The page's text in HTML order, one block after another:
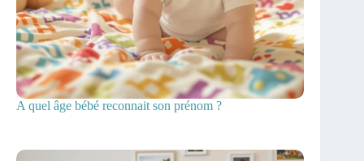
A quel âge bébé reconnait son prénom ?